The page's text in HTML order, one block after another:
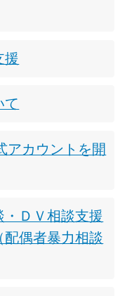
援
て
アカウントを開
ＤＶ相談支援
偶者暴力相談